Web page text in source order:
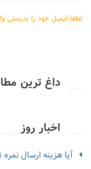
لطفا ایمیل خود را بدرستی
داغ ترین
اخبار روز
آیا هزینه ارسال